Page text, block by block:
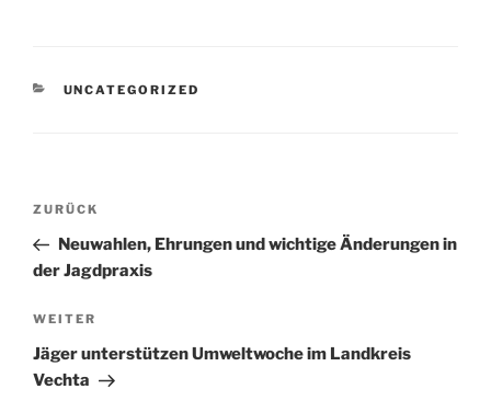
KATEGORIEN
UNCATEGORIZED
Beitragsnavigation
Vorheriger
Beitrag
ZURÜCK
Neuwahlen, Ehrungen und wichtige Änderungen in
der Jagdpraxis
Nächster
Beitrag
WEITER
Jäger unterstützen Umweltwoche im Landkreis
Vechta